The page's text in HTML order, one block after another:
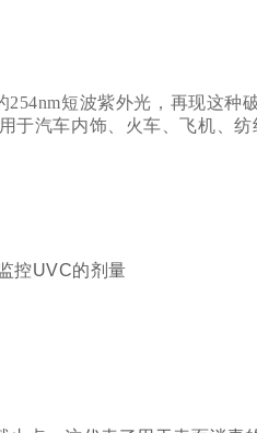
短波紫外光，再现这种
于汽车内饰、火车、飞机、纺
控UVC的剂量